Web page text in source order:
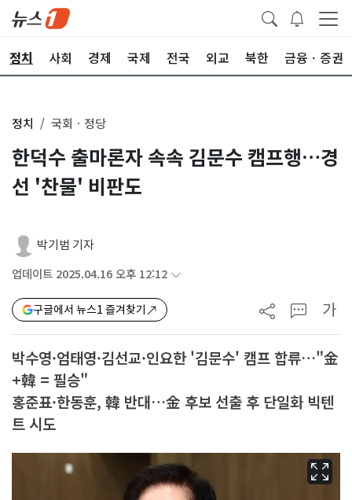
정치 사회 경제 국제 전국 외교 북한 금융ㆍ증권
정치 국회ㆍ정당
한덕수 출마론자 속속 김문수 캠프행…경
선 '찬물' 비판도
박기범 기자
업데이트 2025.04.16 오후 12:12
구글에서 뉴스1 즐겨찾기 가
박수영·엄태영·김선교·인요한 '김문수' 캠프 합류…"金
+韓 = 필승"
홍준표·한동훈, 韓 반대…金 후보 선출 후 단일화 빅텐
트 시도